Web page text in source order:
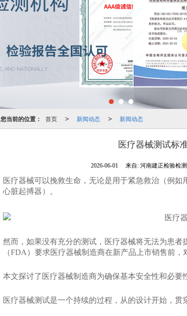
您当前的位置： 首页 > 新闻动态 > 新闻动态
医疗器械测试标
2026-06-01 来自:河南建正检验检
医疗器械可以挽救生命，无论是用于紧急救治（例
心脏起搏器）。
然而，如果没有充分的测试，医疗器械将无法为患
（FDA）要求医疗器械制造商在新产品上市销售前，
本文探讨了医疗器械制造商为确保基本安全性和必要
医疗器械测试是一个持续的过程，从的设计开始，贯